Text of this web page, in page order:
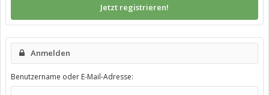
Jetzt registrieren!
Anmelden
Benutzername oder E-Mail-Adresse: